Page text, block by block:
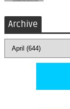
Archive